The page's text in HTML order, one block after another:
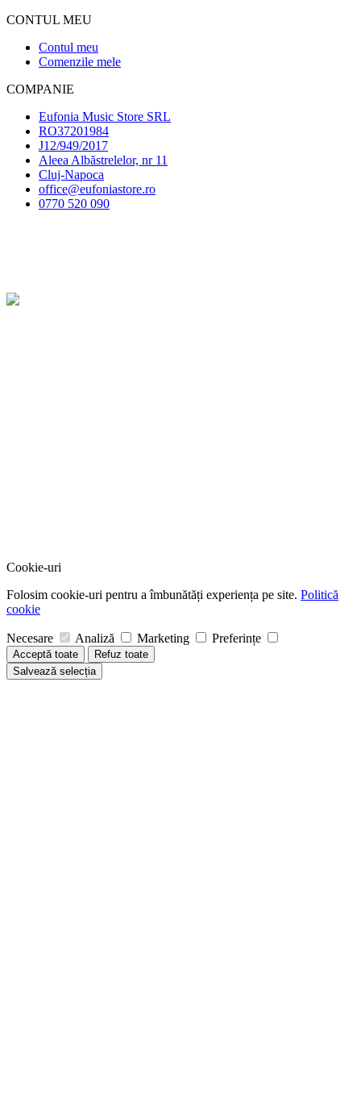
CONTUL MEU
Contul meu
Comenzile mele
COMPANIE
Eufonia Music Store SRL
RO37201984
J12/949/2017
Aleea Albăstrelelor, nr 11
Cluj-Napoca
office@eufoniastore.ro
0770 520 090
Cookie-uri
Folosim cookie-uri pentru a îmbunătăți experiența pe site. Politică
cookie
Necesare Analiză Marketing Preferințe
Acceptă toate
Refuz toate
Salvează selecția